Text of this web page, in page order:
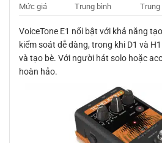
Mức giá
Trung bình Trung
VoiceTone E1 nổi bật với khả năng
kiểm soát dễ dàng, trong khi D1 và
và tạo bè. Với người hát solo hoặc
hoàn hảo.